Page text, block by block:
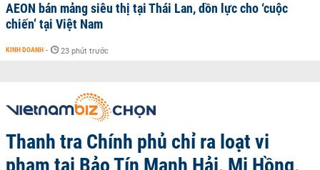
AEON bán mảng siêu thị tại Thái Lan, dồn lực cho ‘cuộc
chiến’ tại Việt Nam
KINH DOANH - 23 phút trước
Thanh tra Chính phủ chỉ ra loạt vi